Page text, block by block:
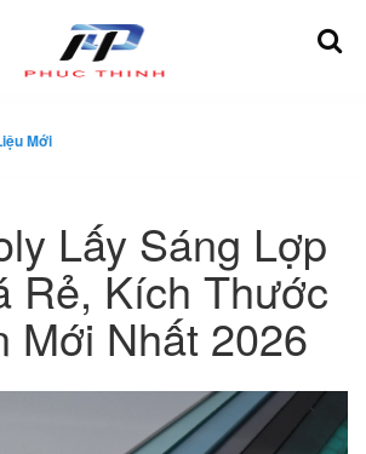
Mới
Lấy Sáng Lợp
Rẻ, Kích Thước
Mới Nhất 2026